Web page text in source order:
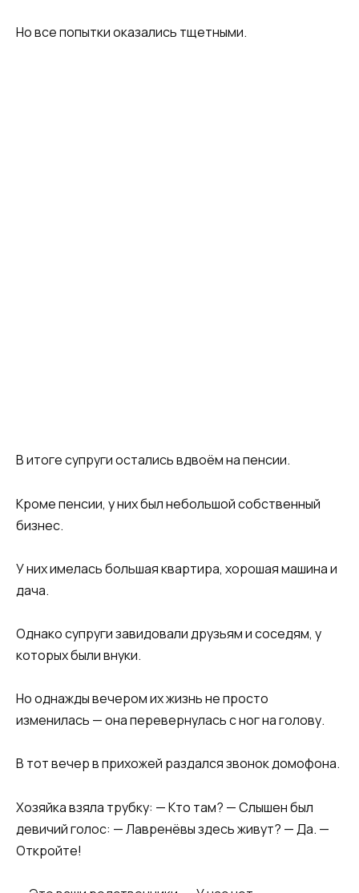
Но все попытки оказались тщетными.
В итоге супруги остались вдвоём на пенсии.
Кроме пенсии, у них был небольшой собственный
бизнес.
У них имелась большая квартира, хорошая машина и
дача.
Однако супруги завидовали друзьям и соседям, у
которых были внуки.
Но однажды вечером их жизнь не просто
изменилась — она перевернулась с ног на голову.
В тот вечер в прихожей раздался звонок домофона.
Хозяйка взяла трубку: — Кто там? — Слышен был
девичий голос: — Лавренёвы здесь живут? — Да. —
Откройте!